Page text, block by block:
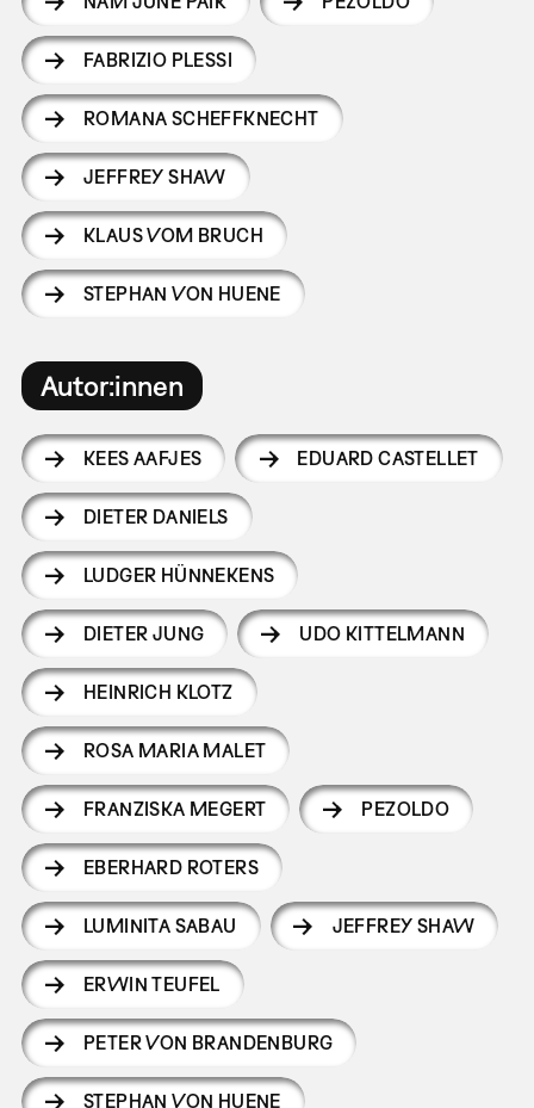
FABRIZIO PLESSI
ROMANA SCHEFFKNECHT
JEFFREY SHAW
KLAUS VOM BRUCH
STEPHAN VON HUENE
Autor:innen
KEES AAFJES EDUARD CASTELLET
DIETER DANIELS
LUDGER HÜNNEKENS
DIETER JUNG UDO KITTELMANN
HEINRICH KLOTZ
ROSA MARIA MALET
FRANZISKA MEGERT PEZOLDO
EBERHARD ROTERS
LUMINITA SABAU JEFFREY SHAW
ERWIN TEUFEL
PETER VON BRANDENBURG
STEPHAN VON HUENE